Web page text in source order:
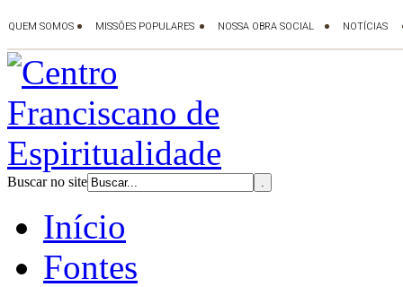
Buscar no site
Início
Fontes